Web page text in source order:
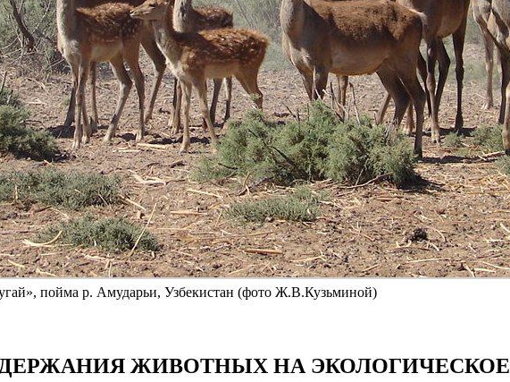
пойма р. Амударьи, Узбекистан (фото Ж.В.Кузьминой)
ЖИВОТНЫХ НА ЭКОЛОГИЧЕСКОЕ